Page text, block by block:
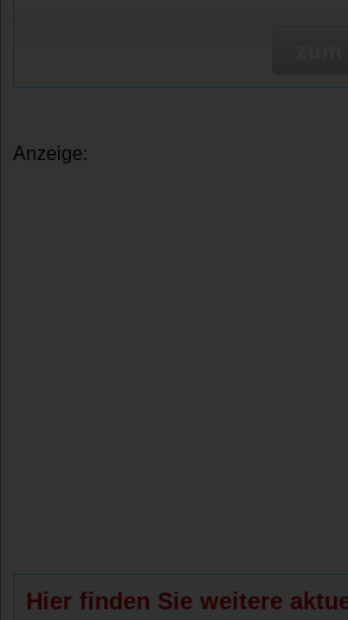
Anzeige:
Hier finden Sie weitere